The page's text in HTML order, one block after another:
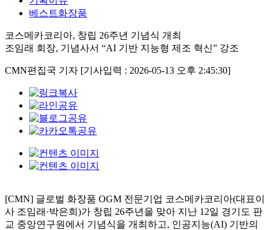
베스트화장품
코스메카코리아, 창립 26주년 기념식 개최
조임래 회장, 기념사서 “AI 기반 지능형 제조 혁신” 강조
CMN편집국 기자 [기사입력 : 2026-05-13 오후 2:45:30]
[CMN] 글로벌 화장품 OGM 전문기업 코스메카코리아(대표이
사 조임래·박은희)가 창립 26주년을 맞아 지난 12일 경기도 판
교 중앙연구원에서 기념식을 개최하고, 인공지능(AI) 기반의